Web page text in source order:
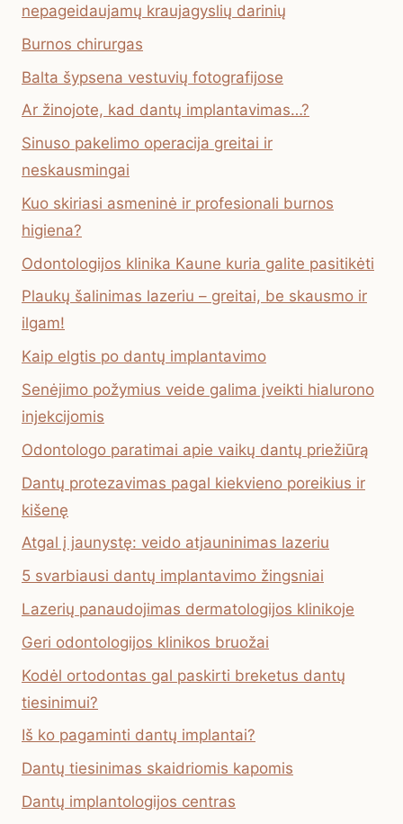
nepageidaujamų kraujagyslių darinių
Burnos chirurgas
Balta šypsena vestuvių fotografijose
Ar žinojote, kad dantų implantavimas…?
Sinuso pakelimo operacija greitai ir
neskausmingai
Kuo skiriasi asmeninė ir profesionali burnos
higiena?
Odontologijos klinika Kaune kuria galite pasitikėti
Plaukų šalinimas lazeriu – greitai, be skausmo ir
ilgam!
Kaip elgtis po dantų implantavimo
Senėjimo požymius veide galima įveikti hialurono
injekcijomis
Odontologo paratimai apie vaikų dantų priežiūrą
Dantų protezavimas pagal kiekvieno poreikius ir
kišenę
Atgal į jaunystę: veido atjauninimas lazeriu
5 svarbiausi dantų implantavimo žingsniai
Lazerių panaudojimas dermatologijos klinikoje
Geri odontologijos klinikos bruožai
Kodėl ortodontas gal paskirti breketus dantų
tiesinimui?
Iš ko pagaminti dantų implantai?
Dantų tiesinimas skaidriomis kapomis
Dantų implantologijos centras